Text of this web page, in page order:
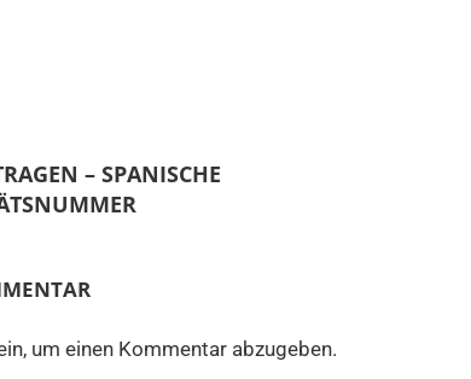
– SPANISCHE
um einen Kommentar abzugeben.